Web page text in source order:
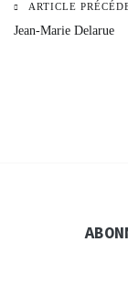
ARTICLE
Jean-Marie Delarue